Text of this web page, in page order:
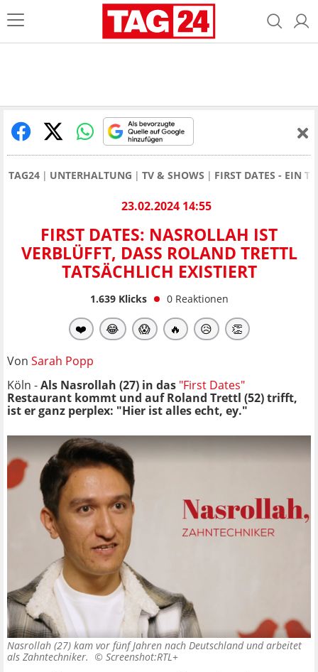
TAG24 UNTERHALTUNG TV & SHOWS FIRST DATES - EIN
23.02.2024 14:55
FIRST DATES: NASROLLAH IST
VERBLÜFFT, DASS ROLAND TRETTL
TATSÄCHLICH EXISTIERT
1.639Klicks 0 Reaktionen
❤️ 😂 😱 🔥 😥 👏
Von Sarah Popp
Köln -Als Nasrollah (27) in das "First Dates"
Restaurant kommt und auf Roland Trettl (52) trifft,
ist er ganz perplex: "Hier ist alles echt, ey."
Nasrollah (27) kam vor fünf Jahren nach Deutschland und arbeitet
als Zahntechniker. © Screenshot:RTL+